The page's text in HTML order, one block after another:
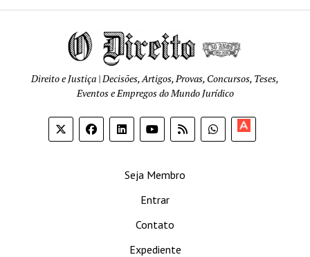
Direito e Justiça | Decisões, Artigos, Provas, Concursos, Teses,
Eventos e Empregos do Mundo Jurídico
Seja Membro
Entrar
Contato
Expediente